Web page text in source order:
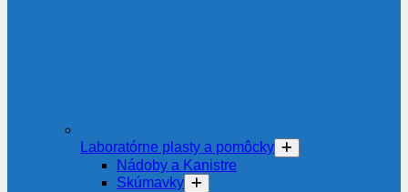
Laboratórne plasty a pomôcky
Nádoby a Kanistre
Skúmavky